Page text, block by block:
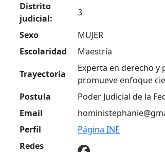
Distrito
judicial:
3
Sexo
MUJER
Escolaridad
Maestría
Trayectoria
Experta en derecho y
promueve enfoque
Postula
Poder Judicial de la
Email
Perfil
Página INE
Redes